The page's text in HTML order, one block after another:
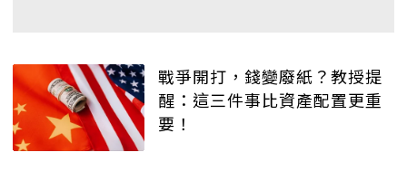
戰爭開打，錢變廢紙？教授提
醒：這三件事比資產配置更重
要！